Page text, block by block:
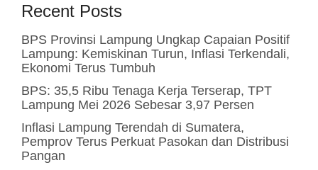
Recent Posts
BPS Provinsi Lampung Ungkap Capaian Positif
Lampung: Kemiskinan Turun, Inflasi Terkendali,
Ekonomi Terus Tumbuh
BPS: 35,5 Ribu Tenaga Kerja Terserap, TPT
Lampung Mei 2026 Sebesar 3,97 Persen
Inflasi Lampung Terendah di Sumatera,
Pemprov Terus Perkuat Pasokan dan Distribusi
Pangan